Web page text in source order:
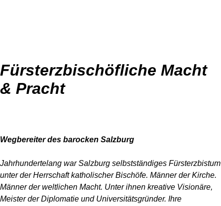
Fürsterzbischöfliche Macht
& Pracht
Wegbereiter des barocken Salzburg
Jahrhundertelang war Salzburg selbstständiges Fürsterzbistum
unter der Herrschaft katholischer Bischöfe. Männer der Kirche.
Männer der weltlichen Macht. Unter ihnen kreative Visionäre,
Meister der Diplomatie und Universitätsgründer. Ihre